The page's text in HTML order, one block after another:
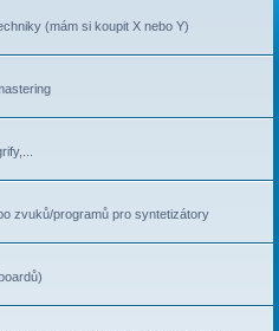
(mám si koupit X nebo Y)
zvuků/programů pro syntetizátory